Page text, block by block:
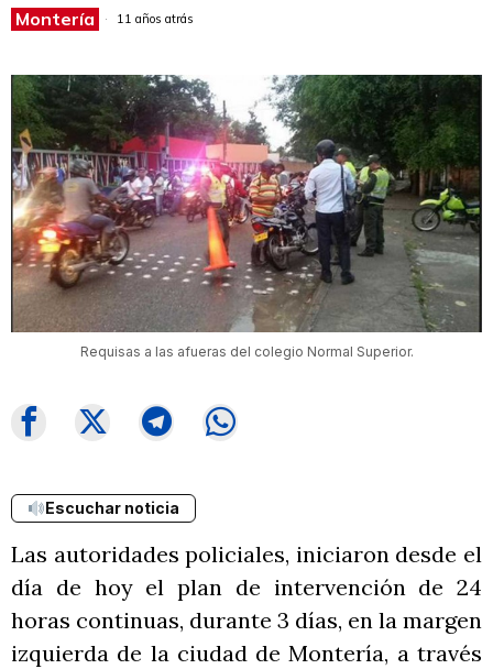
Montería 11 años atrás
Requisas a las afueras del colegio Normal Superior.
Escuchar noticia
Las autoridades policiales, iniciaron desde el
día de hoy el plan de intervención de 24
horas continuas, durante 3 días, en la margen
izquierda de la ciudad de Montería, a través